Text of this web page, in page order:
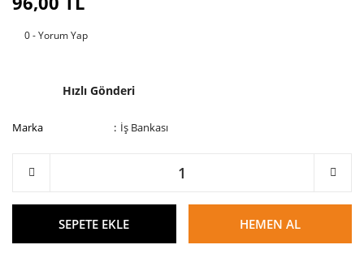
0 - Yorum Yap
Hızlı Gönderi
Marka İş Bankası
SEPETE EKLE HEMEN AL